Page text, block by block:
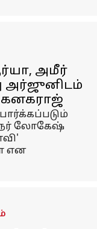
அமீர்
அர்ஜுனிடம்
லோகேஷ்
என